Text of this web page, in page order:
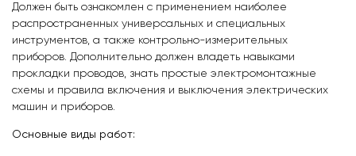
Должен быть ознакомлен с применением наиболее
распространенных универсальных и специальных
инструментов, а также контрольно-измерительных
приборов. Дополнительно должен владеть навыками
прокладки проводов, знать простые электромонтажные
схемы и правила включения и выключения электрических
машин и приборов.
Основные виды работ: